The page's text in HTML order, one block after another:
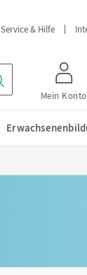
Service & Hilfe
Mein Konto